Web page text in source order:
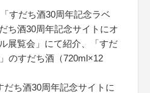
すだち酒30周年記念ラベ
ち酒30周年記念サイトにオ
展覧会」にて紹介、「すだ
のすだち酒（720ml×12
ち酒30周年記念サイトに